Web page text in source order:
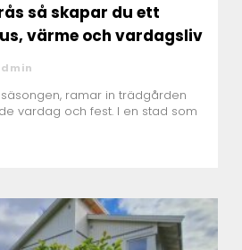
ett
värme och vardagsliv
ramar in trädgården
vardag och fest. I en stad som